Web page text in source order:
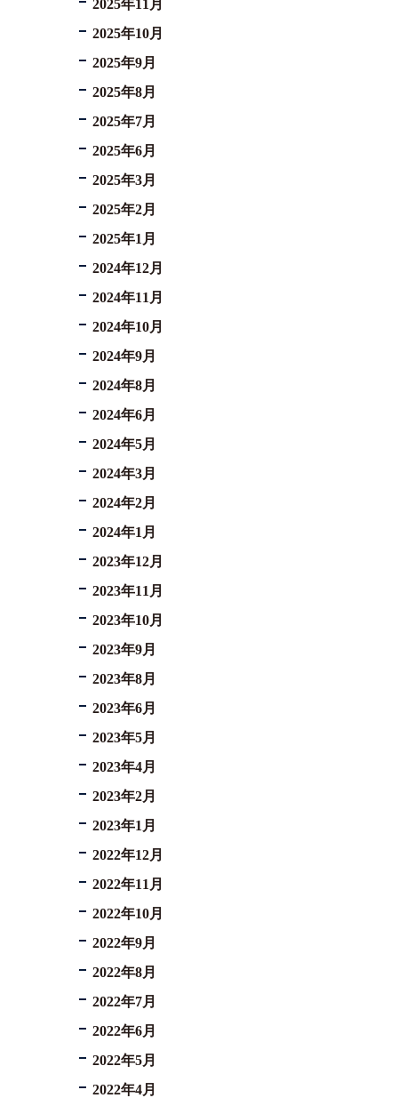
2025年11月
2025年10月
2025年9月
2025年8月
2025年7月
2025年6月
2025年3月
2025年2月
2025年1月
2024年12月
2024年11月
2024年10月
2024年9月
2024年8月
2024年6月
2024年5月
2024年3月
2024年2月
2024年1月
2023年12月
2023年11月
2023年10月
2023年9月
2023年8月
2023年6月
2023年5月
2023年4月
2023年2月
2023年1月
2022年12月
2022年11月
2022年10月
2022年9月
2022年8月
2022年7月
2022年6月
2022年5月
2022年4月